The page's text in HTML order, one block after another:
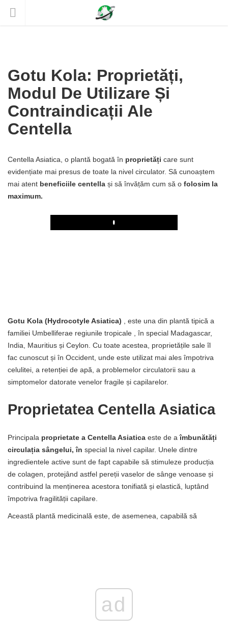
Gotu Kola: Proprietăți,
Modul De Utilizare Și
Contraindicații Ale
Centella
Centella Asiatica, o plantă bogată în proprietăți care sunt
evidențiate mai presus de toate la nivel circulator. Să cunoaștem
mai atent beneficiile centella și să învățăm cum să o folosim la
maximum.
Play
Gotu Kola (Hydrocotyle Asiatica) , este una din plantă tipică a
familiei Umbelliferae regiunile tropicale , în special Madagascar,
India, Mauritius și Ceylon. Cu toate acestea, proprietățile sale îl
fac cunoscut și în Occident, unde este utilizat mai ales împotriva
celulitei, a retenției de apă, a problemelor circulatorii sau a
simptomelor datorate venelor fragile și capilarelor.
Proprietatea Centella Asiatica
Principala proprietate a Centella Asiatica este de aîmbunătăți
circulația sângelui, în special la nivel capilar. Unele dintre
ingredientele active sunt de fapt capabile să stimuleze producția
de colagen, protejând astfel pereții vaselor de sânge venoase și
contribuind la menținerea acestora tonifiată și elastică, luptând
împotriva fragilității capilare.
Această plantă medicinală este, de asemenea, capabilă să
ad